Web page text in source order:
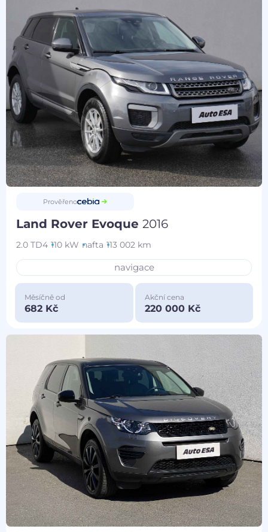
Prověřeno
Land Rover Evoque2016
2.0 TD4 110 kW nafta 113 002 km
navigace
Měsíčně od
682 Kč
Akční cena
220 000 Kč